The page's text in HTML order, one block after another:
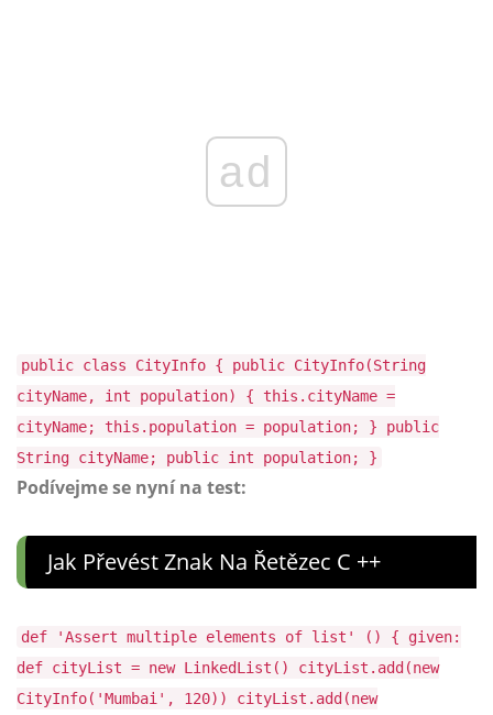
ad
public class CityInfo { public CityInfo(String
cityName, int population) { this.cityName =
cityName; this.population = population; } public
String cityName; public int population; }
Podívejme se nyní na test:
Jak Převést Znak Na Řetězec C ++
def 'Assert multiple elements of list' () { given:
def cityList = new LinkedList() cityList.add(new
CityInfo('Mumbai', 120)) cityList.add(new